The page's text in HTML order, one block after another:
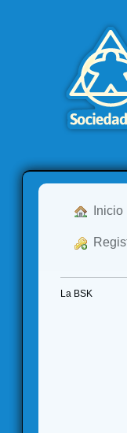
Inicio
La BSK